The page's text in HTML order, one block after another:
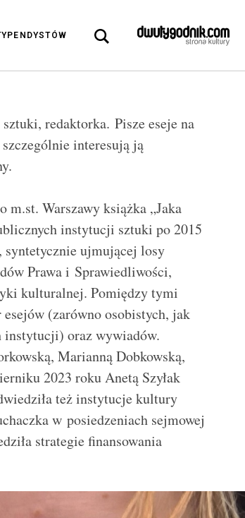
redaktorka. Pisze eseje na
interesują ją
m.st. Warszawy książka „Jaka
instytucji sztuki po 2015
syntetycznie ujmującej losy
Prawa i Sprawiedliwości,
kulturalnej. Pomiędzy tymi
(zarówno osobistych, jak
instytucji) oraz wywiadów.
Marianną Dobkowską,
2023 roku Anetą Szyłak
też instytucje kultury
w posiedzeniach sejmowej
strategie finansowania